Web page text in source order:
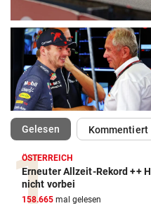
Gelesen(ausgewählt)Kommentiert
ÖSTERREICH
Erneuter Allzeit-Rekord ++
nicht vorbei
158.665 mal gelesen